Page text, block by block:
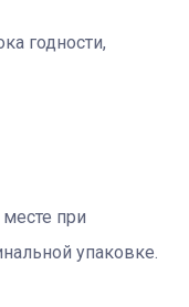
годности,
при
упаковке.